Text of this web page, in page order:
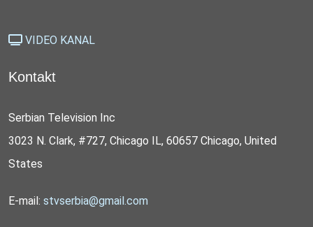
VIDEO KANAL
Kontakt
Serbian Television Inc
3023 N. Clark, #727, Chicago IL, 60657 Chicago, United
States
E-mail: stvserbia@gmail.com